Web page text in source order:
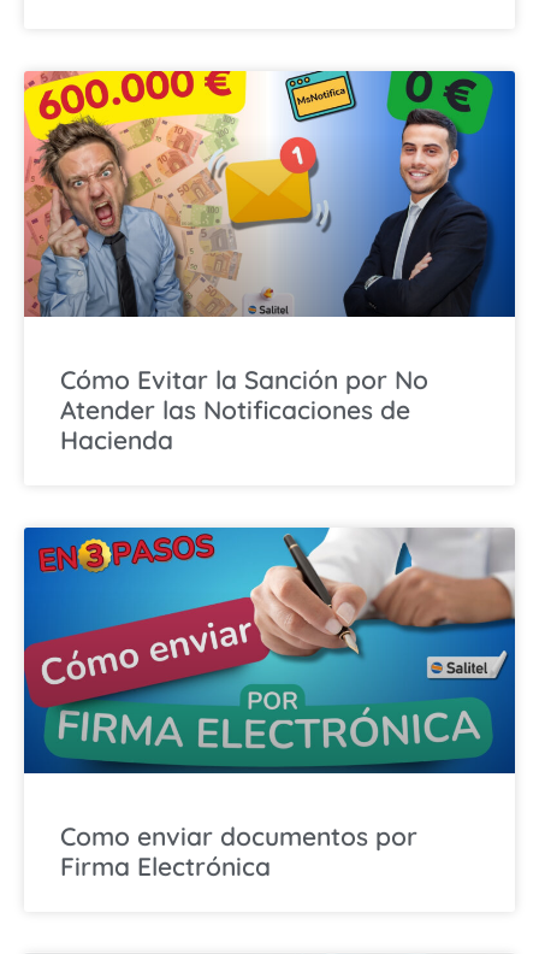
Cómo Evitar la Sanción por No
Atender las Notificaciones de
Hacienda
Como enviar documentos por
Firma Electrónica